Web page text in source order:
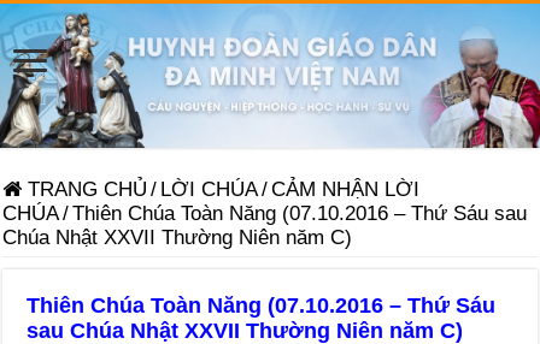
TRANG CHỦ / LỜI CHÚA/CẢM NHẬN LỜI
CHÚA/Thiên Chúa Toàn Năng (07.10.2016 – Thứ Sáu sau
Chúa Nhật XXVII Thường Niên năm C)
Thiên Chúa Toàn Năng (07.10.2016 – Thứ Sáu
sau Chúa Nhật XXVII Thường Niên năm C)